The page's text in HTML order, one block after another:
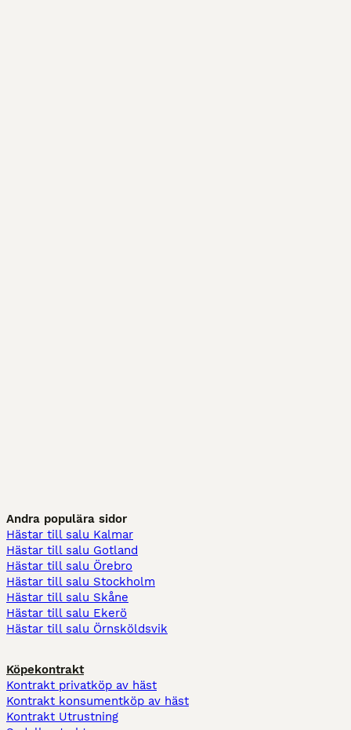
Andra populära sidor
Hästar till salu Kalmar
Hästar till salu Gotland
Hästar till salu Örebro
Hästar till salu Stockholm
Hästar till salu Skåne
Hästar till salu Ekerö
Hästar till salu Örnsköldsvik
Köpekontrakt
Kontrakt privatköp av häst
Kontrakt konsumentköp av häst
Kontrakt Utrustning